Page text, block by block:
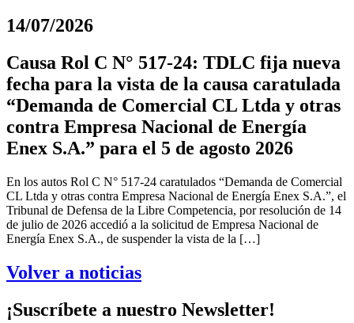
14/07/2026
Causa Rol C N° 517-24: TDLC fija nueva
fecha para la vista de la causa caratulada
“Demanda de Comercial CL Ltda y otras
contra Empresa Nacional de Energía
Enex S.A.” para el 5 de agosto 2026
En los autos Rol C N° 517-24 caratulados “Demanda de Comercial
CL Ltda y otras contra Empresa Nacional de Energía Enex S.A.”, el
Tribunal de Defensa de la Libre Competencia, por resolución de 14
de julio de 2026 accedió a la solicitud de Empresa Nacional de
Energía Enex S.A., de suspender la vista de la […]
Volver a noticias
¡Suscríbete a nuestro Newsletter!